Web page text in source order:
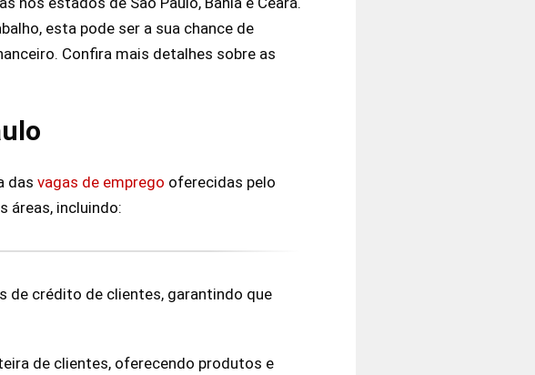
esta pode ser a sua chance de
Confira mais detalhes sobre as
das vagas de emprego oferecidas pelo
áreas, incluindo:
de crédito de clientes, garantindo que
de clientes, oferecendo produtos e